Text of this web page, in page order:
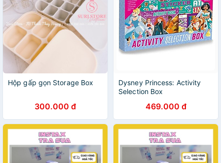
Hộp gấp gọn Storage Box
300.000 đ
Dysney Princess: Activity
Selection Box
469.000 đ